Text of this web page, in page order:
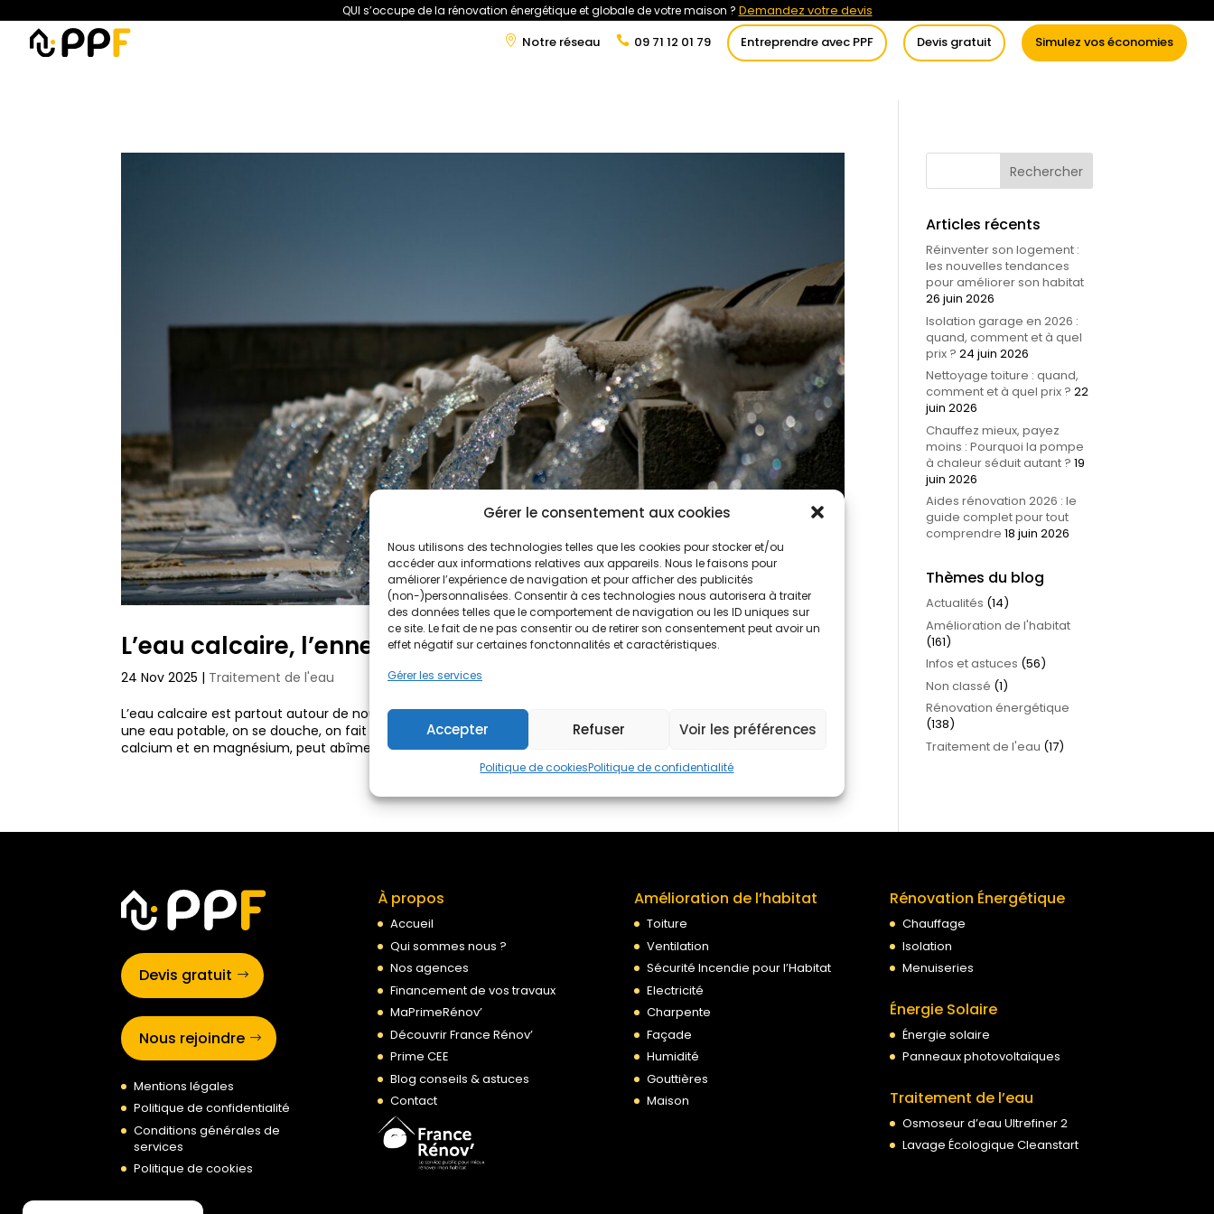
Gérer le consentement aux cookies
Nous utilisons des technologies telles que les cookies pour stocker et/ou
accéder aux informations relatives aux appareils. Nous le faisons pour
améliorer l’expérience de navigation et pour afficher des publicités
(non-)personnalisées. Consentir à ces technologies nous autorisera à traiter
des données telles que le comportement de navigation ou les ID uniques sur
ce site. Le fait de ne pas consentir ou de retirer son consentement peut avoir un
effet négatif sur certaines fonctonnalités et caractéristiques.
Gérer les services
Accepter Refuser Voir les préférences
Politique de cookiesPolitique de confidentialité
QUI s’occupe de la rénovation énergétique et globale de votre maison ? Demandez votre devis
Notre réseau
09 71 12 01 79 Entreprendre avec PPF Devis gratuit Simulez vos économies
Rénovation Énergétique Énergies Renouvelables Traitement de l’eau Conseils
L’eau calcaire, l’ennemie silencieuse de votre confort
24 Nov 2025 | Traitement de l'eau
L’eau calcaire est partout autour de nous, et pourtant on n’y pense presque jamais. On ouvre le robinet, on utilise
une eau potable, on se douche, on fait tourner les appareils électriques… et on oublie que cette eau dure, riche en
calcium et en magnésium, peut abîmer...
Articles récents
Réinventer son logement :
les nouvelles tendances
pour améliorer son habitat
26 juin 2026
Isolation garage en 2026 :
quand, comment et à quel
prix ? 24 juin 2026
Nettoyage toiture : quand,
comment et à quel prix ? 22
juin 2026
Chauffez mieux, payez
moins : Pourquoi la pompe
à chaleur séduit autant ? 19
juin 2026
Aides rénovation 2026 : le
guide complet pour tout
comprendre 18 juin 2026
Thèmes du blog
Actualités (14)
Amélioration de l'habitat
(161)
Infos et astuces (56)
Non classé (1)
Rénovation énergétique
(138)
Traitement de l'eau (17)
Devis gratuit
Nous rejoindre
Mentions légales
Politique de confidentialité
Conditions générales de
services
Politique de cookies
À propos
Accueil
Qui sommes nous ?
Nos agences
Financement de vos travaux
MaPrimeRénov’
Découvrir France Rénov’
Prime CEE
Blog conseils & astuces
Contact
Amélioration de l’habitat
Toiture
Ventilation
Sécurité Incendie pour l’Habitat
Electricité
Charpente
Façade
Humidité
Gouttières
Maison
Rénovation Énergétique
Chauffage
Isolation
Menuiseries
Énergie Solaire
Énergie solaire
Panneaux photovoltaïques
Traitement de l’eau
Osmoseur d’eau Ultrefiner 2
Lavage Écologique Cleanstart